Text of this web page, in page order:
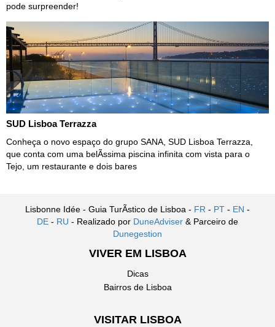
pode surpreender!
SUD Lisboa Terrazza
Conheça o novo espaço do grupo SANA, SUD Lisboa Terrazza,
que conta com uma belÃ­ssima piscina infinita com vista para o
Tejo, um restaurante e dois bares
Lisbonne Idée - Guia TurÃ­stico de Lisboa - FR - PT - EN -
DE - RU - Realizado por DuneAdviser & Parceiro de
Dunegestion
VIVER EM LISBOA
Dicas
Bairros de Lisboa
VISITAR LISBOA